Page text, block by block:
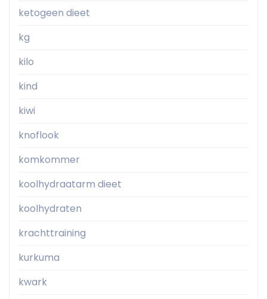
ketogeen dieet
kg
kilo
kind
kiwi
knoflook
komkommer
koolhydraatarm dieet
koolhydraten
krachttraining
kurkuma
kwark